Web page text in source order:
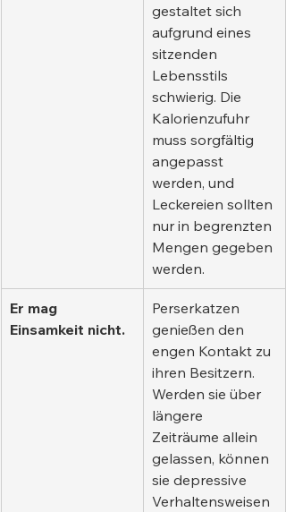
gestaltet sich
aufgrund eines
sitzenden
Lebensstils
schwierig. Die
Kalorienzufuhr
muss sorgfältig
angepasst
werden, und
Leckereien sollten
nur in begrenzten
Mengen gegeben
werden.
Er mag
Einsamkeit nicht.
Perserkatzen
genießen den
engen Kontakt zu
ihren Besitzern.
Werden sie über
längere
Zeiträume allein
gelassen, können
sie depressive
Verhaltensweisen